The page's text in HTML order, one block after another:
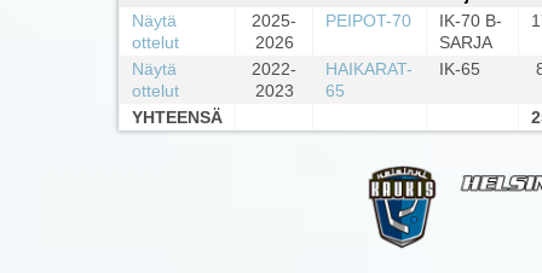
Näytä
ottelut
2025-
2026
PEIPOT-70
IK-70 B-
SARJA
Näytä
ottelut
2022-
2023
HAIKARAT-
65
IK-65
YHTEENSÄ